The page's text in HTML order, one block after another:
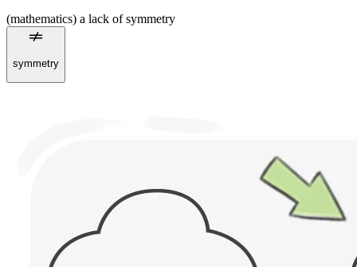
(mathematics) a lack of symmetry
symmetry